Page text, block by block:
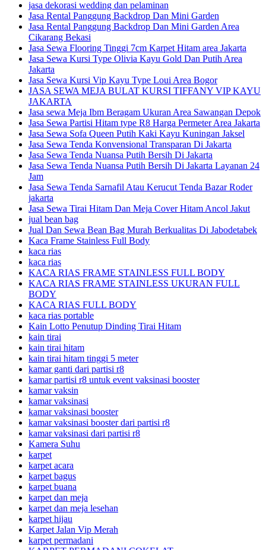
jasa dekorasi wedding dan pelaminan
Jasa Rental Panggung Backdrop Dan Mini Garden
Jasa Rental Panggung Backdrop Dan Mini Garden Area
Cikarang Bekasi
Jasa Sewa Flooring Tinggi 7cm Karpet Hitam area Jakarta
Jasa Sewa Kursi Type Olivia Kayu Gold Dan Putih Area
Jakarta
Jasa Sewa Kursi Vip Kayu Type Loui Area Bogor
JASA SEWA MEJA BULAT KURSI TIFFANY VIP KAYU
JAKARTA
Jasa sewa Meja Ibm Beragam Ukuran Area Sawangan Depok
Jasa Sewa Partisi Hitam type R8 Harga Permeter Area Jakarta
Jasa Sewa Sofa Queen Putih Kaki Kayu Kuningan Jaksel
Jasa Sewa Tenda Konvensional Transparan Di Jakarta
Jasa Sewa Tenda Nuansa Putih Bersih Di Jakarta
Jasa Sewa Tenda Nuansa Putih Bersih Di Jakarta Layanan 24
Jam
Jasa Sewa Tenda Sarnafil Atau Kerucut Tenda Bazar Roder
jakarta
Jasa Sewa Tirai Hitam Dan Meja Cover Hitam Ancol Jakut
jual bean bag
Jual Dan Sewa Bean Bag Murah Berkualitas Di Jabodetabek
Kaca Frame Stainless Full Body
kaca rias
kaca rias
KACA RIAS FRAME STAINLESS FULL BODY
KACA RIAS FRAME STAINLESS UKURAN FULL
BODY
KACA RIAS FULL BODY
kaca rias portable
Kain Lotto Penutup Dinding Tirai Hitam
kain tirai
kain tirai hitam
kain tirai hitam tinggi 5 meter
kamar ganti dari partisi r8
kamar partisi r8 untuk event vaksinasi booster
kamar vaksin
kamar vaksinasi
kamar vaksinasi booster
kamar vaksinasi booster dari partisi r8
kamar vaksinasi dari partisi r8
Kamera Suhu
karpet
karpet acara
karpet bagus
karpet buana
karpet dan meja
karpet dan meja lesehan
karpet hijau
Karpet Jalan Vip Merah
karpet permadani